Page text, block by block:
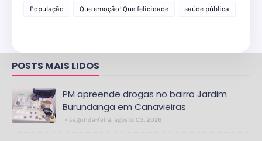
delegacia
População Que emoção! Que felicidade saúde pública
POSTS MAIS LIDOS
PM apreende drogas no bairro Jardim
Burundanga em Canavieiras
segunda-feira, agosto 03, 2026